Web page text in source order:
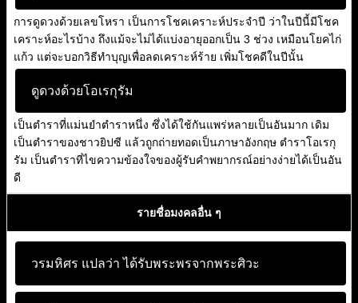
การดูดวงด้วยเลขโหรา เป็นการโชคเคราะห์ประจำปี ว่าในปีนี้มีโชค
เคราะห์อะไรบ้าง ถึงแม้จะไม่ได้แบ่งอายุออกเป็น 3 ช่วง เหมือนโยคไก่
แก้ว แต่จะบอกวิธีทำบุญเพื่อลดเคราะห์ร้าย เพิ่มโชคดีในปีนั้น
ดูดวงด้วยโอเรกุรัม
เป็นตำราที่แม่นยำตำราหนึ่ง ซึ่งได้ใช้กันแพร่หลายเป็นอันมาก เดิม
เป็นตำราของชาวยิปซี แล้วถูกถ่ายทอดเป็นภาษาอังกฤษ ตำราโอเรกุ
รัม เป็นตำราที่ไขความข้องใจของผู้รับคำพยากรณ์อย่างง่ายได้เป็นอัน
ดี
รายชื่อมงคลอื่น ๆ
วรมหิศร แปลว่า ได้รับพระพรจากพระศิวะ